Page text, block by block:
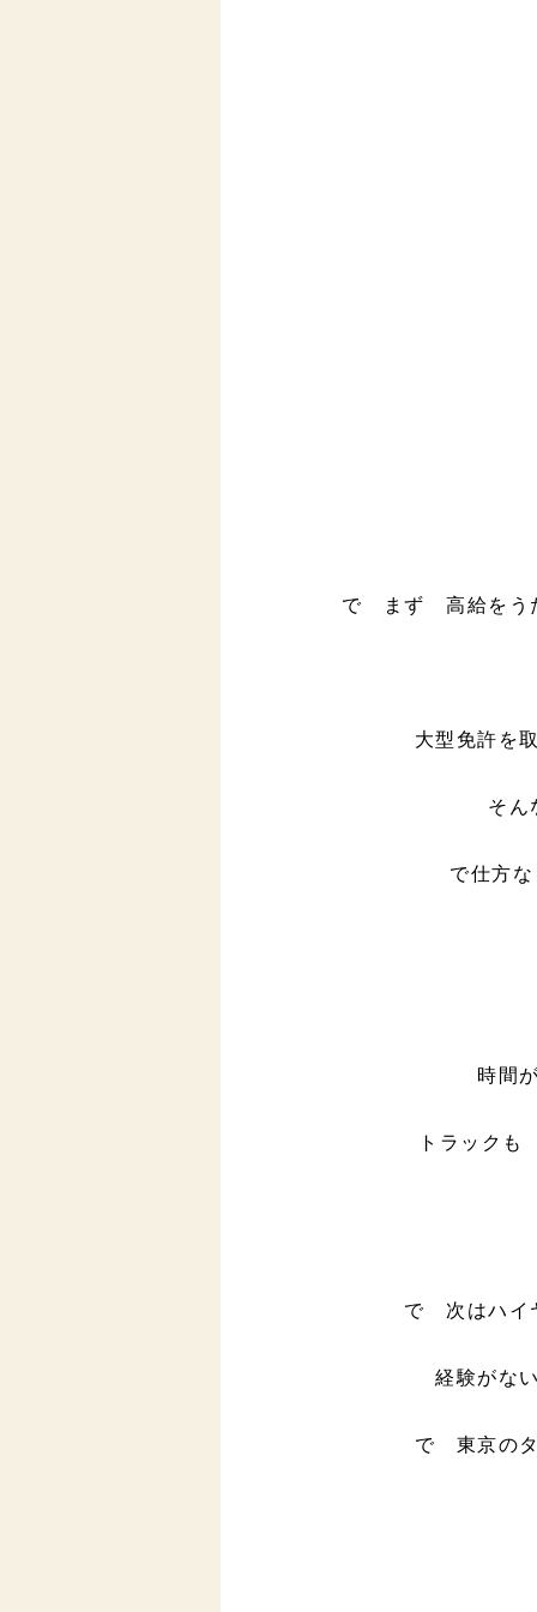
で まず 高給をう
大型免許を
そん
で仕方
時間
トラック
で 次はハイ
経験がな
で 東京の